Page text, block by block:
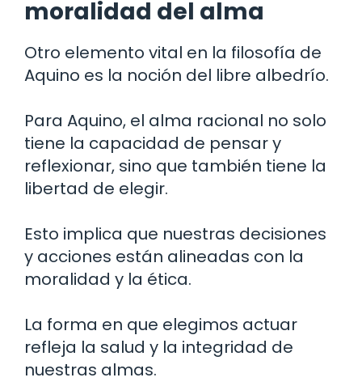
moralidad del alma
Otro elemento vital en la filosofía de
Aquino es la noción del libre albedrío.
Para Aquino, el alma racional no solo
tiene la capacidad de pensar y
reflexionar, sino que también tiene la
libertad de elegir.
Esto implica que nuestras decisiones
y acciones están alineadas con la
moralidad y la ética.
La forma en que elegimos actuar
refleja la salud y la integridad de
nuestras almas.